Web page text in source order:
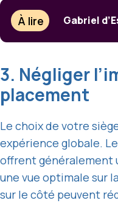
À lire Gabriel
3. Négliger
placement
Le choix de votre
expérience globale.
offrent généralement
une vue optimale sur
sur le côté peuvent